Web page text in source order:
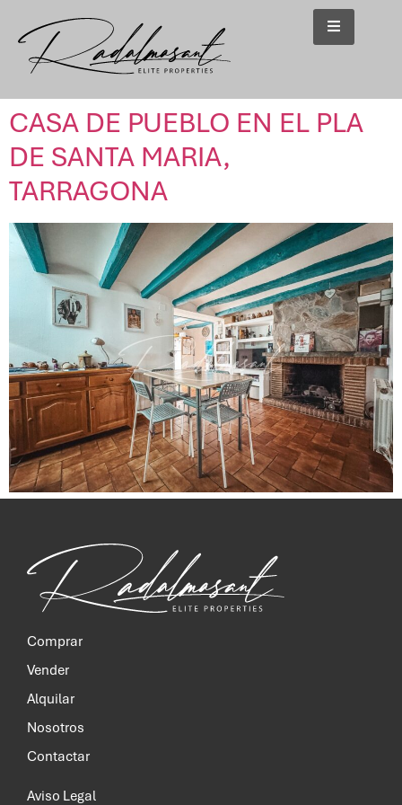
CASA DE PUEBLO EN EL PLA
DE SANTA MARIA,
TARRAGONA
Comprar
Vender
Alquilar
Nosotros
Contactar
Aviso Legal